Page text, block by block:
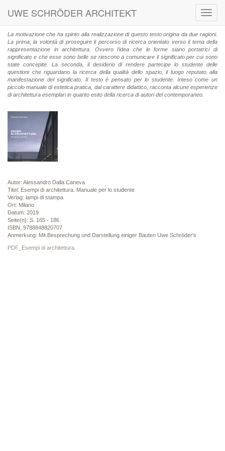
UWE SCHRÖDER ARCHITEKT
La motivazione che ha spinto alla realizzazione di questo testo origina da due ragioni.
La prima, la volontà di proseguire il percorso di ricerca orientato verso il tema della
rappresentazione in architettura. Ovvero l’idea che le forme siano portatrici di
significato e che esse sono belle se riescono a comunicare il significato per cui sono
state concepite. La seconda, il desiderio di rendere partecipe lo studente delle
questioni che riguardano la ricerca della qualità dello spazio, il luogo reputato alla
manifestazione del significato. Il testo è pensato per lo studente. Inteso come un
piccolo manuale di estetica pratica, dal carattere didattico, racconta alcune esperienze
di architettura esemplari in quanto esito della ricerca di autori del contemporaneo.
Autor: Alessandro Dalla Caneva
Titel: Esempi di architettura. Manuale per lo studente
Verlag: lampi di stampa
Ort: Milano
Datum: 2019
Seite(n): S. 165 - 186
ISBN: 9788848820707
Anmerkung: Mit Besprechung und Darstellung einiger Bauten Uwe Schröder's
PDF_Esempi di architettura